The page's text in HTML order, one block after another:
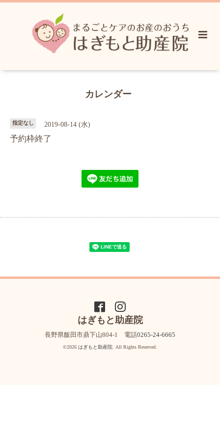
カレンダー
指定なし 2019-08-14 (水)
予約枠終了
はぎもと助産院
長野県飯田市鼎下山804-1 電話0265-24-6665
©2026 はぎもと助産院 . All Rights Reserved.